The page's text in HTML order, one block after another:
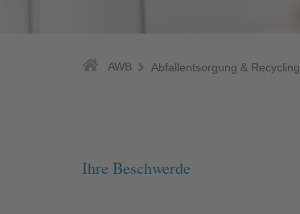
AWB Abfallentsorgung & Recycling